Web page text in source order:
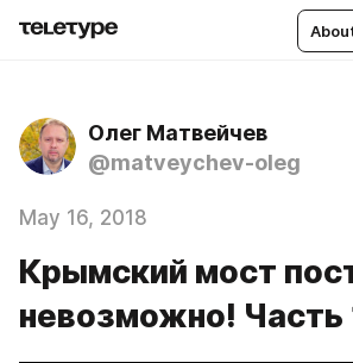
Олег Матвейчев
@matveychev-oleg
May 16, 2018
Крымский мост
невозможно! Часть